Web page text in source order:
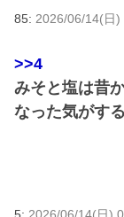
85: 2026/06/14(日
>>4
みそと塩は昔
なった気がする